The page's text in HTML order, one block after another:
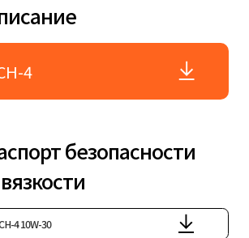
4
безопасности
4 10W-30